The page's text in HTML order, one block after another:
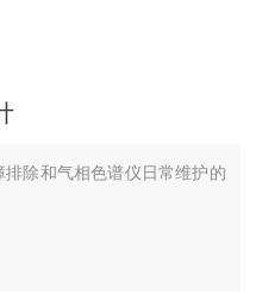
除和气相色谱仪日常维护的